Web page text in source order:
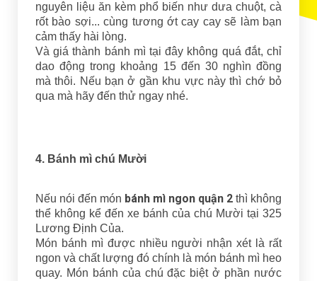
nguyên liệu ăn kèm phổ biến như dưa chuột, cà
rốt bào sợi... cùng tương ớt cay cay sẽ làm bạn
cảm thấy hài lòng.
Và giá thành bánh mì tại đây không quá đắt, chỉ
dao động trong khoảng 15 đến 30 nghìn đồng
mà thôi. Nếu bạn ở gần khu vực này thì chớ bỏ
qua mà hãy đến thử ngay nhé.
4. Bánh mì chú Mười
Nếu nói đến món bánh mì ngon quận 2 thì không
thể không kể đến xe bánh của chú Mười tại 325
Lương Định Của.
Món bánh mì được nhiều người nhận xét là rất
ngon và chất lượng đó chính là món bánh mì heo
quay. Món bánh của chú đặc biệt ở phần nước